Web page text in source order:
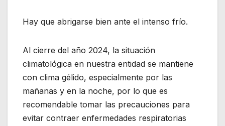
Hay que abrigarse bien ante el intenso frío.
Al cierre del año 2024, la situación
climatológica en nuestra entidad se mantiene
con clima gélido, especialmente por las
mañanas y en la noche, por lo que es
recomendable tomar las precauciones para
evitar contraer enfermedades respiratorias